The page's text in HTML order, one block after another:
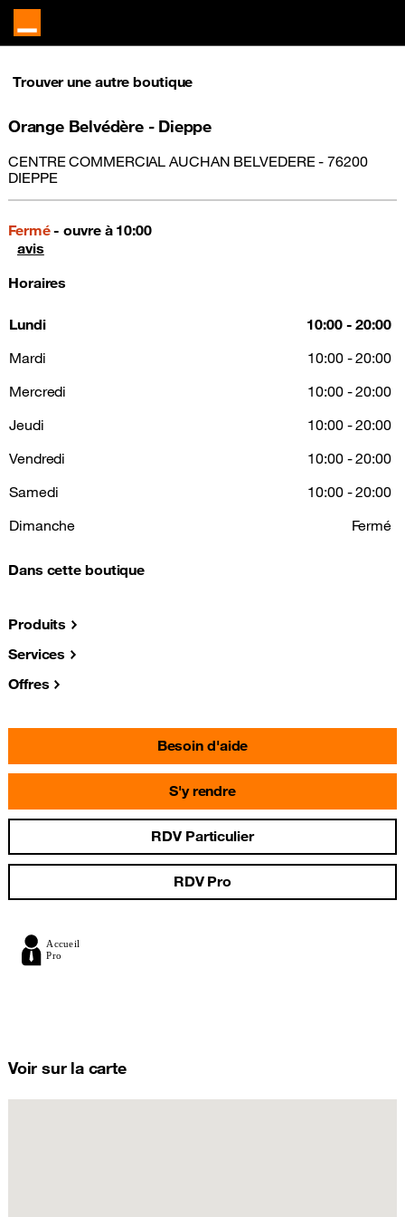
Trouver une autre boutique
Orange Belvédère - Dieppe
CENTRE COMMERCIAL AUCHAN BELVEDERE - 76200
DIEPPE
Fermé- ouvre à 10:00
avis
Horaires
Lundi
10:00 - 20:00
Mardi
10:00 - 20:00
Mercredi
10:00 - 20:00
Jeudi
10:00 - 20:00
Vendredi
10:00 - 20:00
Samedi
10:00 - 20:00
Dimanche
Fermé
Dans cette boutique
Produits
Services
Offres
Besoin d'aide
S'y rendre
RDV Particulier
RDV Pro
Voir sur la carte